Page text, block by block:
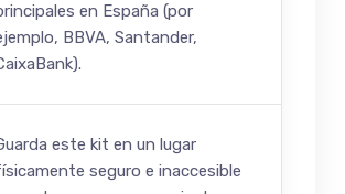
en España (por
BBVA, Santander,
este kit en un lugar
seguro e inaccesible